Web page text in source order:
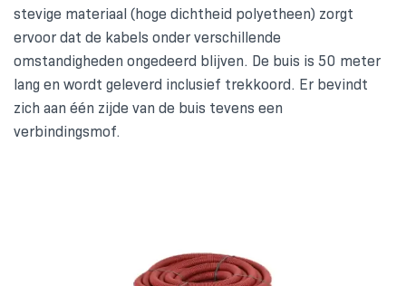
stevige materiaal (hoge dichtheid polyetheen) zorgt
ervoor dat de kabels onder verschillende
omstandigheden ongedeerd blijven. De buis is 50 meter
lang en wordt geleverd inclusief trekkoord. Er bevindt
zich aan één zijde van de buis tevens een
verbindingsmof.